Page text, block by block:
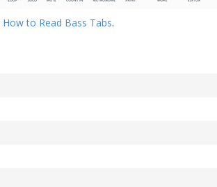
How to Read Bass Tabs.